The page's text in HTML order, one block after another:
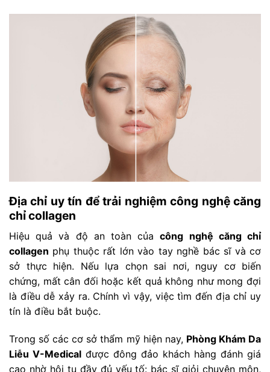
Địa chỉ uy tín để trải nghiệm công nghệ căng
chỉ collagen
Hiệu quả và độ an toàn củacông nghệ căng chỉ
collagen phụ thuộc rất lớn vào tay nghề bác sĩ và cơ
sở thực hiện. Nếu lựa chọn sai nơi, nguy cơ biến
chứng, mất cân đối hoặc kết quả không như mong đợi
là điều dễ xảy ra. Chính vì vậy, việc tìm đến địa chỉ uy
tín là điều bắt buộc.
Trong số các cơ sở thẩm mỹ hiện nay, Phòng Khám Da
Liễu V-Medical được đông đảo khách hàng đánh giá
cao nhờ hội tụ đầy đủ yếu tố: bác sĩ giỏi chuyên môn,